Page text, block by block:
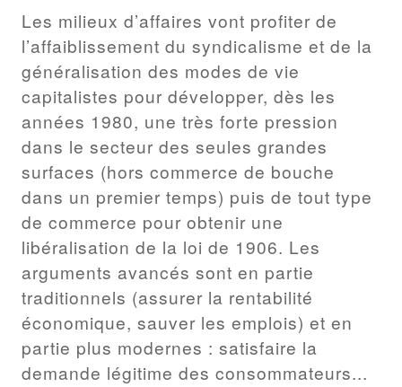
Les milieux d’affaires vont profiter de
l’affaiblissement du syndicalisme et de la
généralisation des modes de vie
capitalistes pour développer, dès les
années 1980, une très forte pression
dans le secteur des seules grandes
surfaces (hors commerce de bouche
dans un premier temps) puis de tout type
de commerce pour obtenir une
libéralisation de la loi de 1906. Les
arguments avancés sont en partie
traditionnels (assurer la rentabilité
économique, sauver les emplois) et en
partie plus modernes : satisfaire la
demande légitime des consommateurs...